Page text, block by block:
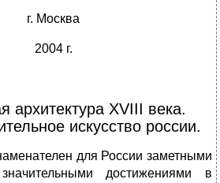
г. Москва
2004 г.
архитектура XVIII века.
искусство россии.
для России заметными
достижениями в